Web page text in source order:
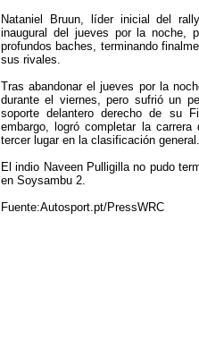
Nataniel Bruun, líder inicial del
inaugural del jueves por la noche,
profundos baches, terminando
sus rivales.
Tras abandonar el jueves por la
durante el viernes, pero sufrió un
soporte delantero derecho de su
embargo, logró completar la
tercer lugar en la clasificación general.
El indio Naveen Pulligilla no pudo
en Soysambu 2.
Fuente:Autosport.pt/PressWRC